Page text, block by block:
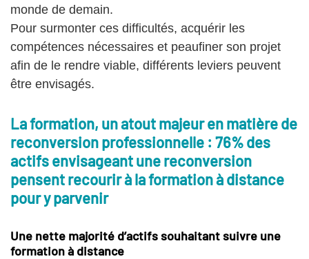
monde de demain.
Pour surmonter ces difficultés, acquérir les
compétences nécessaires et peaufiner son projet
afin de le rendre viable, différents leviers peuvent
être envisagés.
La formation, un atout majeur en matière de
reconversion professionnelle : 76% des
actifs envisageant une reconversion
pensent recourir à la formation à distance
pour y parvenir
Une nette majorité d’actifs souhaitant suivre une
formation à distance